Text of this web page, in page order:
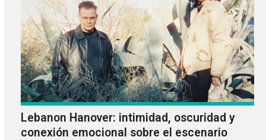
Lebanon Hanover: intimidad, oscuridad y
conexión emocional sobre el escenario